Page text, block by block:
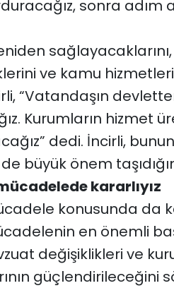
sonra adım
ve kamu
“Vatandaşın
Kurumların
dedi. İncirli,
büyük önem
kararlıyız
konusunda da
en önemli
değişiklikleri ve
güçlendirileceğini